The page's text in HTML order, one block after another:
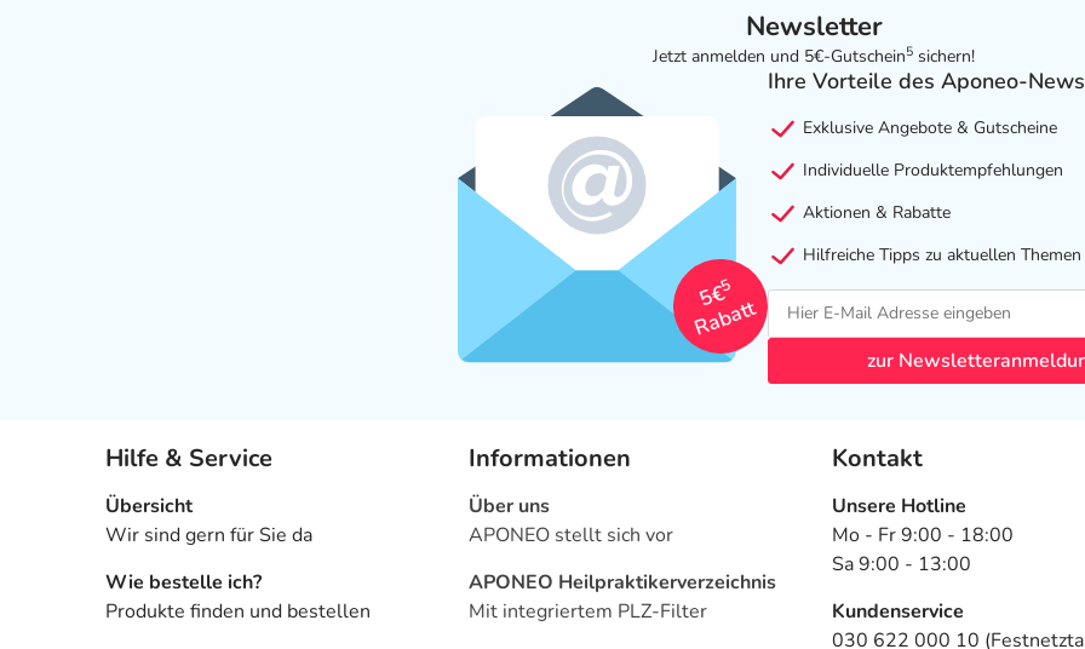
Newsletter
Jetzt anmelden und 5€-Gutschein5 sichern!
5€
5
Rabatt
Ihre Vorteile des Aponeo-
Exklusive Angebote & Gutscheine
Individuelle Produktempfehlungen
Aktionen & Rabatte
Hilfreiche Tipps zu aktuellen Themen
zur
Hilfe & Service
Übersicht
Wir sind gern für Sie da
Wie bestelle ich?
Produkte finden und bestellen
Informationen
Über uns
APONEO stellt sich vor
APONEO Heilpraktikerverzeichnis
Mit integriertem PLZ-Filter
Kontakt
Unsere Hotline
Mo - Fr 9:00 - 18:00
Sa 9:00 - 13:00
Kundenservice
030 622 000 10